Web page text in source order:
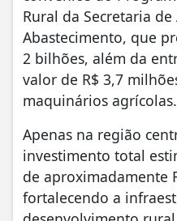
Rural da Secretaria
Abastecimento, que
2 bilhões, além da
valor de R$ 3,7
maquinários agrícolas.
Apenas na região
investimento total
de aproximadamente
fortalecendo a